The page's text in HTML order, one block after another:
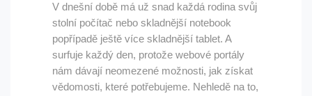
V dnešní době má už snad každá rodina svůj
stolní počítač nebo skladnější notebook
popřípadě ještě více skladnější tablet. A
surfuje každý den, protože webové portály
nám dávají neomezené možnosti, jak získat
vědomosti, které potřebujeme. Nehledě na to,